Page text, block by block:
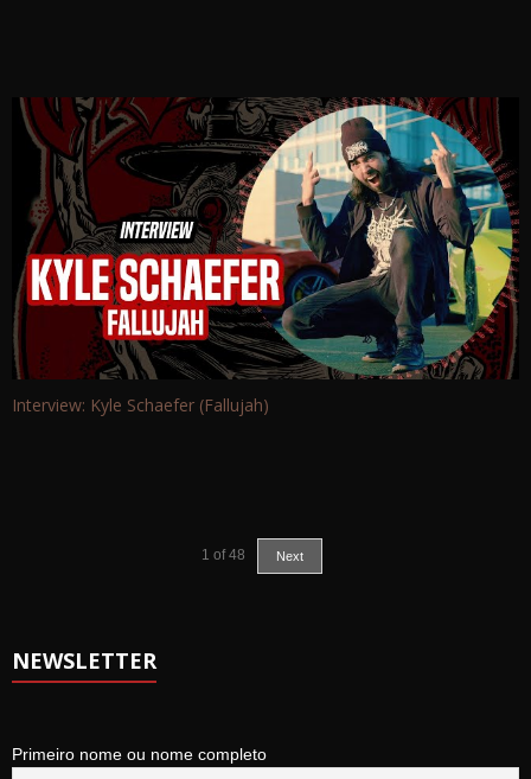
Interview: Kyle Schaefer (Fallujah)
1 of 48 Next
NEWSLETTER
Primeiro nome ou nome completo